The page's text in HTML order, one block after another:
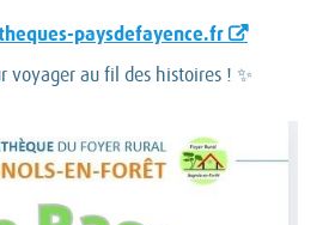
paysdefayence.fr
voyager au fil des histoires ! ✨